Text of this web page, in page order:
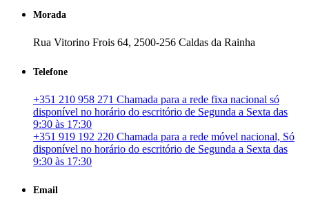
Morada
Rua Vitorino Frois 64, 2500-256 Caldas da Rainha
Telefone
+351 210 958 271 Chamada para a rede fixa nacional só
disponível no horário do escritório de Segunda a Sexta das
9:30 às 17:30
+351 919 192 220 Chamada para a rede móvel nacional, Só
disponível no horário do escritório de Segunda a Sexta das
9:30 às 17:30
Email